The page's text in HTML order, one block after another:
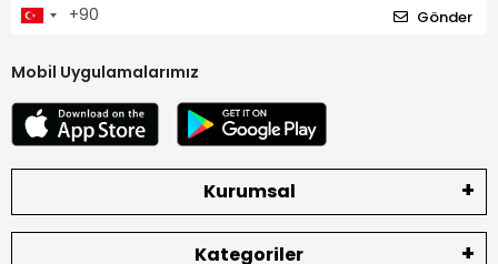
Gönder
Mobil Uygulamalarımız
Kurumsal
Kategoriler